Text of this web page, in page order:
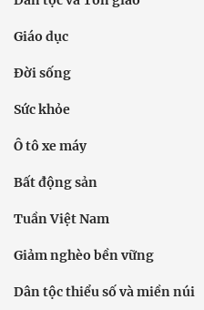
Giáo dục
Đời sống
Sức khỏe
Ô tô xe máy
Bất động sản
Tuần Việt Nam
Giảm nghèo bền vững
Dân tộc thiểu số và miền núi